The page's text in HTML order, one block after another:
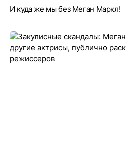
И куда же мы без Меган Маркл!